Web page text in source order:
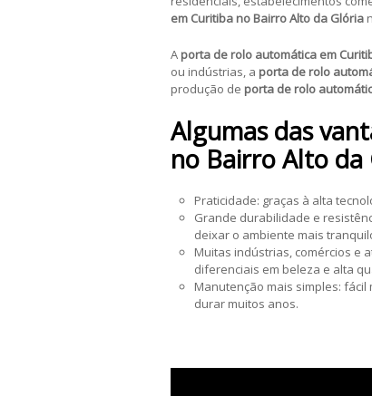
em Curitiba no Bairro Alto da Glória
A porta de rolo automática em
ou indústrias, a porta de rolo
produção de porta de rolo
Algumas das
no Bairro Alto da
Praticidade: graças à alta
Grande durabilidade e
deixar o ambiente mais
Muitas indústrias, comércios e
diferenciais em beleza e alta
Manutenção mais simples:
durar muitos anos.